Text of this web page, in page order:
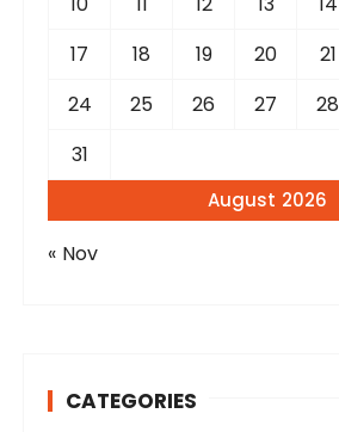
August 2026
17
18 19 20 21
24
25 26 27 28
31
« Nov
CATEGORIES